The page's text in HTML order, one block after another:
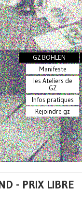
GZ BOHLEN
Manifeste
les Ateliers de
GZ
Infos pratiques
Rejoindre gz
- PRIX LIBRE